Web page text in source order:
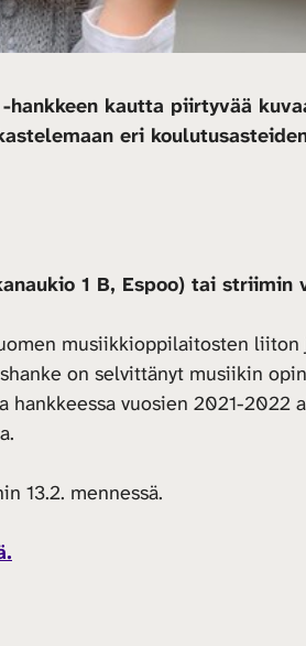
kautta piirtyvää
eri
1 B, Espoo) tai striimin
musiikkioppilaitosten liiton
on selvittänyt musiikin
vuosien 2021-2022
13.2. mennessä.